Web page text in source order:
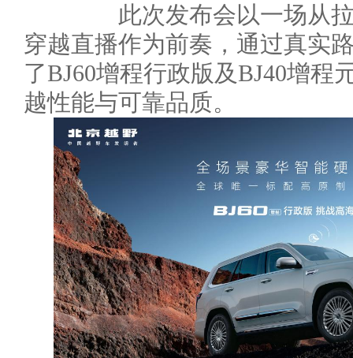
此次发布会以一场从拉萨
穿越直播作为前奏，通过真实
了BJ60增程行政版及BJ40增程
越性能与可靠品质。